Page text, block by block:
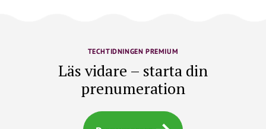
TECHTIDNINGEN PREMIUM
Läs vidare – starta din
prenumeration